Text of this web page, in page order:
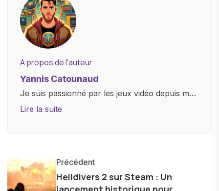
A propos de l'auteur
Yannis Catounaud
Je suis passionné par les jeux vidéo depuis mon
plus jeune âge. Mon amour pour l'univers
et bien d'autres gadgets technologiques. Armé
d'une curiosité insatiable, j'aime dévoiler les
Lire la suite
Précédent
Helldivers 2 sur Steam : Un